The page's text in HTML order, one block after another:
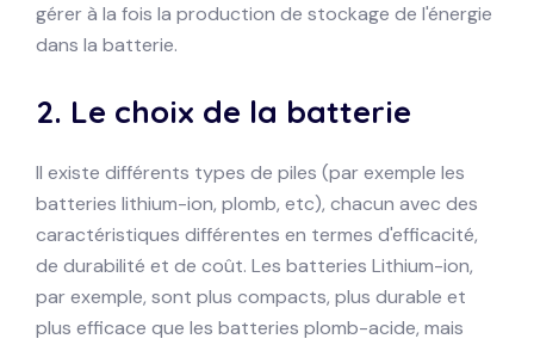
gérer à la fois la production de stockage de l'énergie
dans la batterie.
2. Le choix de la batterie
Il existe différents types de piles (par exemple les
batteries lithium-ion, plomb, etc), chacun avec des
caractéristiques différentes en termes d'efficacité,
de durabilité et de coût. Les batteries Lithium-ion,
par exemple, sont plus compacts, plus durable et
plus efficace que les batteries plomb-acide, mais